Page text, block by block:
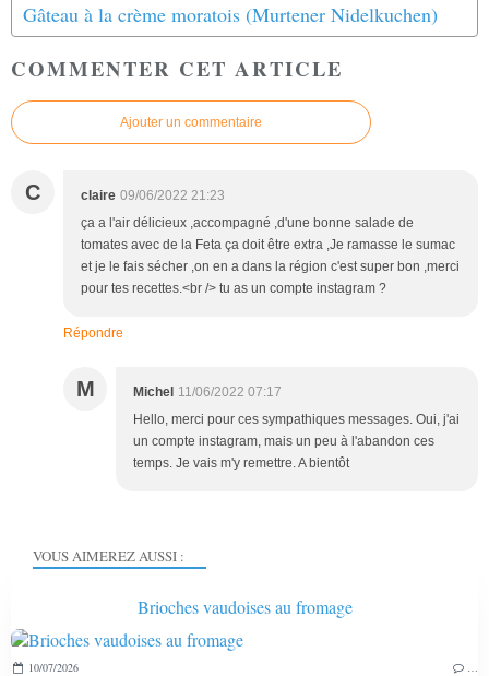
Gâteau à la crème moratois (Murtener Nidelkuchen)
COMMENTER CET ARTICLE
Ajouter un commentaire
C claire 09/06/2022 21:23
ça a l'air délicieux ,accompagné ,d'une bonne salade de
tomates avec de la Feta ça doit être extra ,Je ramasse le sumac
et je le fais sécher ,on en a dans la région c'est super bon ,merci
pour tes recettes.<br /> tu as un compte instagram ?
Répondre
M Michel 11/06/2022 07:17
Hello, merci pour ces sympathiques messages. Oui, j'ai
un compte instagram, mais un peu à l'abandon ces
temps. Je vais m'y remettre. A bientôt
VOUS AIMEREZ AUSSI :
Brioches vaudoises au fromage
10/07/2026